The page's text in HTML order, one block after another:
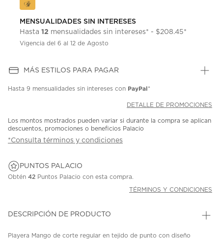
MENSUALIDADES SIN INTERESES
Hasta 12 mensualidades sin intereses* - $208.45*
Vigencia del 6 al 12 de Agosto
MÁS ESTILOS PARA PAGAR
Hasta 9 mensualidades sin intereses con PayPal*
DETALLE DE PROMOCIONES
Los montos mostrados pueden variar si durante la compra se aplican
descuentos, promociones o beneficios Palacio
*Consulta términos y condiciones
PUNTOS PALACIO
Obtén 42 Puntos Palacio con esta compra.
TÉRMINOS Y CONDICIONES
DESCRIPCIÓN DE PRODUCTO
Playera Mango de corte regular en tejido de punto con diseño